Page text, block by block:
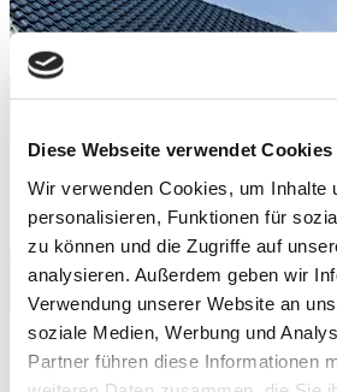
Diese Webseite verwendet Cookies
Wir verwenden Cookies, um Inhalte
personalisieren, Funktionen für
zu können und die Zugriffe auf
analysieren. Außerdem geben wir
Verwendung unserer Website an
soziale Medien, Werbung und
Partner führen diese Informationen